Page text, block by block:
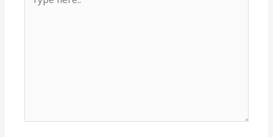
here..